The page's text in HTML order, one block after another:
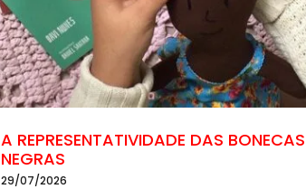
A REPRESENTATIVIDADE DAS BONECAS
NEGRAS
29/07/2026